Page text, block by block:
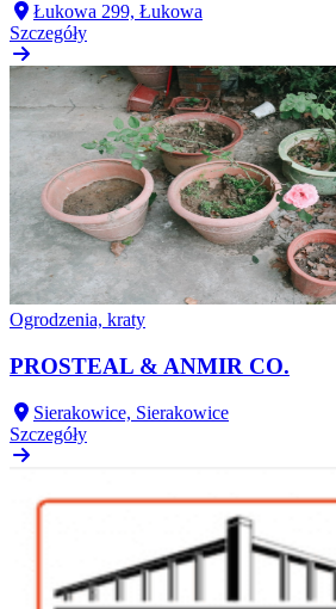
Łukowa 299, Łukowa
Szczegóły
Ogrodzenia, kraty
PROSTEAL & ANMIR CO.
Sierakowice, Sierakowice
Szczegóły